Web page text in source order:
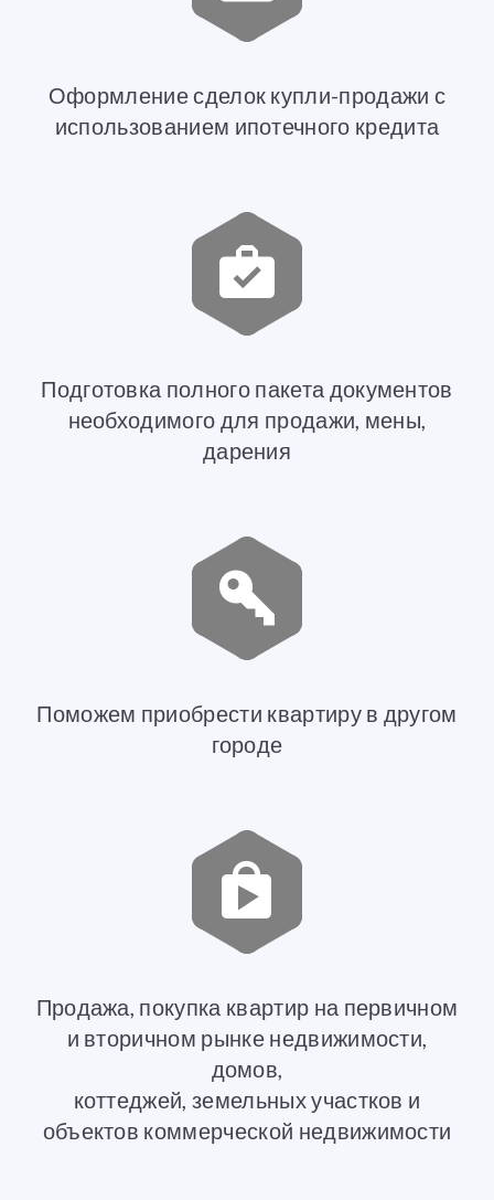
Оформление сделок купли-продажи с
использованием ипотечного кредита
Подготовка полного пакета документов
необходимого для продажи, мены,
дарения
Поможем приобрести квартиру в другом
городе
Продажа, покупка квартир на первичном
и вторичном рынке недвижимости,
домов,
коттеджей, земельных участков и
объектов коммерческой недвижимости